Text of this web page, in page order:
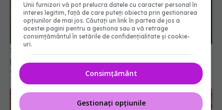
Statul acordă un sprijin de 15.000 de lei. Cine
poate depune cererea din 17 august
04 aug 2026, 21:01
Unii furnizori vă pot prelucra datele cu caracter personal în
interes legitim, față de care puteți obiecta prin gestionarea
opțiunilor de mai jos. Căutați un link în partea de jos a
acestei pagini pentru a gestiona sau a vă retrage
consimțământul în setările de confidențialitate și cookie-
uri.
Consimțământ
Gestionați opțiunile